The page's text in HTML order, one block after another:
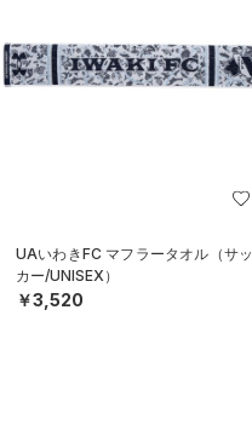
UAいわきFC マフラータオル（サッ
カー/UNISEX）
￥3,520